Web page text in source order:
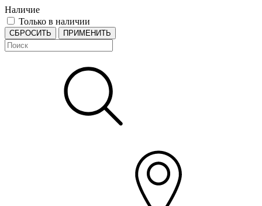
Наличие
Только в наличии
СБРОСИТЬ ПРИМЕНИТЬ